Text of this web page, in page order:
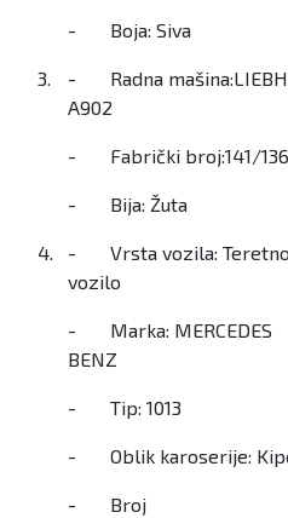
- Boja: Siva
3.
- Radna
A902
- Fabrički broj:141/
- Bija: Žuta
4. - Vrsta vozila: Teretno
vozilo
- Marka: MERCEDES
BENZ
- Tip: 1013
- Oblik karoserije:
- Broj